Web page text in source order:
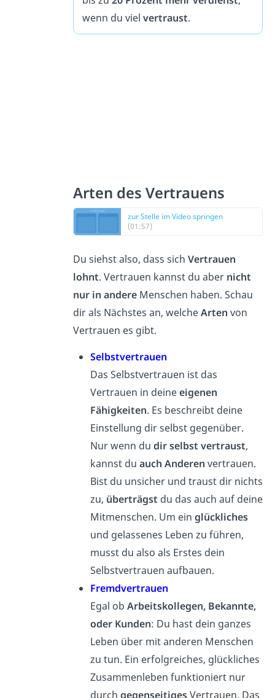
wenn du viel vertraust.
Arten des Vertrauens
zur Stelle im Video springen
(01:57)
Du siehst also, dass sich Vertrauen
lohnt. Vertrauen kannst du aber nicht
nur in andereMenschen haben. Schau
dir als Nächstes an, welcheArten von
Vertrauen es gibt.
Selbstvertrauen
Das Selbstvertrauen ist das
Vertrauen in deineeigenen
Fähigkeiten. Es beschreibt deine
Einstellung dir selbst gegenüber.
Nur wenn du dir selbst vertraust,
kannst du auch Anderen vertrauen.
Bist du unsicher und traust dir nichts
zu, überträgst du das auch auf deine
Mitmenschen. Um ein glückliches
und gelassenes Leben zu führen,
musst du also als Erstes dein
Selbstvertrauen aufbauen.
Fremdvertrauen
Egal ob Arbeitskollegen, Bekannte,
oder Kunden: Du hast dein ganzes
Leben über mit anderen Menschen
zu tun. Ein erfolgreiches, glückliches
Zusammenleben funktioniert nur
durch gegenseitigesVertrauen. Das